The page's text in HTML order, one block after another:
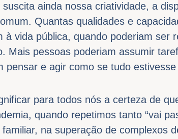
ainda nossa criatividade, a
Quantas qualidades e
vida pública, quando poderiam ser
Mais pessoas poderiam assumir
e agir como se tudo estivesse
para todos nós a certeza de
quando repetimos tanto “vai
na superação de complexos